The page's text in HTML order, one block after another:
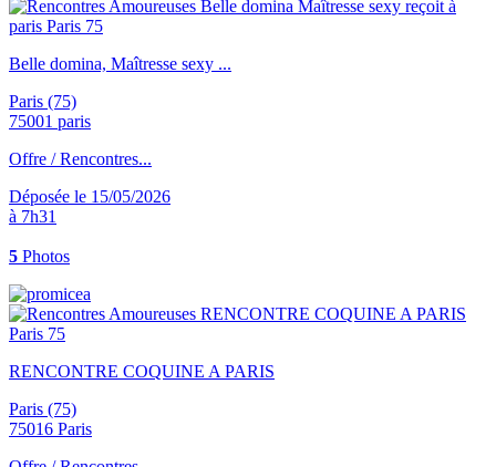
Belle domina, Maîtresse sexy ...
Paris (75)
75001 paris
Offre / Rencontres...
Déposée le 15/05/2026
à 7h31
5 Photos
RENCONTRE COQUINE A PARIS
Paris (75)
75016 Paris